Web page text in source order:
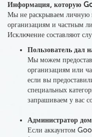
Информация, которую
Мы не раскрываем личную
организациям и частным
Исключение составляют
Пользователь дал
Мы можем
организациям или
если вы
специальных
запрашиваем у вас
Администратор
Если аккаунтом